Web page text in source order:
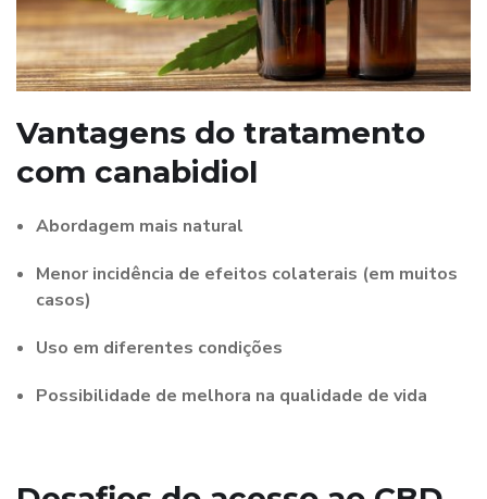
Vantagens do tratamento
com canabidiol
Abordagem mais natural
Menor incidência de efeitos colaterais (em muitos
casos)
Uso em diferentes condições
Possibilidade de melhora na qualidade de vida